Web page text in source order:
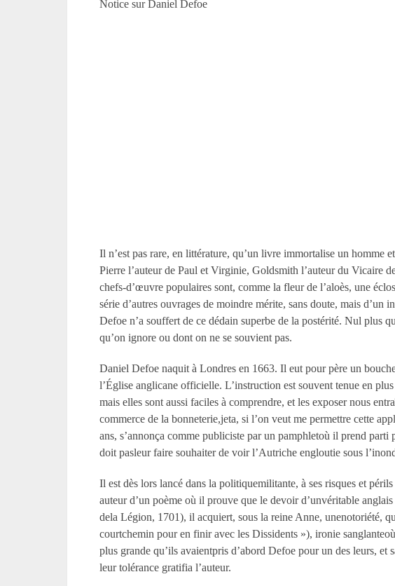
Notice sur Daniel Defoe
Il n’est pas rare, en littérature, qu’un livre immortalise un homme
Pierre l’auteur de Paul et Virginie, Goldsmith l’auteur du Vicaire
chefs-d’œuvre populaires sont, comme la fleur de l’aloès, une
série d’autres ouvrages de moindre mérite, sans doute, mais
Defoe n’a souffert de ce dédain superbe de la postérité. Nul plus
qu’on ignore ou dont on ne se souvient pas.
Daniel Defoe naquit à Londres en 1663. Il eut pour père un
l’Église anglicane officielle. L’instruction est souvent tenue en
mais elles sont aussi faciles à comprendre, et les exposer nous
commerce de la bonneterie,jeta, si l’on veut me permettre cette
ans, s’annonça comme publiciste par un pamphletoù il prend
doit pasleur faire souhaiter de voir l’Autriche engloutie sous
Il est dès lors lancé dans la politiquemilitante, à ses risques et
auteur d’un poème où il prouve que le devoir d’unvéritable
dela Légion, 1701), il acquiert, sous la reine Anne, unenotoriété,
courtchemin pour en finir avec les Dissidents »), ironie
plus grande qu’ils avaientpris d’abord Defoe pour un des leurs,
leur tolérance gratifia l’auteur.